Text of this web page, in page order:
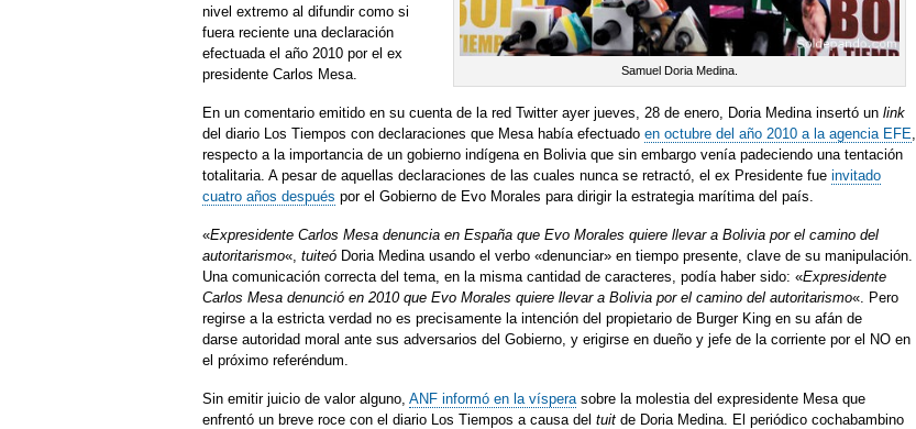
Samuel Doria Medina.
nivel extremo al difundir como si
fuera reciente una declaración
efectuada el año 2010 por el ex
presidente Carlos Mesa.
En un comentario emitido en su cuenta de la red Twitter ayer jueves, 28 de enero, Doria Medina insertó un link
del diario Los Tiempos con declaraciones que Mesa había efectuado en octubre del año 2010 a la agencia EFE,
respecto a la importancia de un gobierno indígena en Bolivia que sin embargo venía padeciendo una tentación
totalitaria. A pesar de aquellas declaraciones de las cuales nunca se retractó, el ex Presidente fue invitado
cuatro años después por el Gobierno de Evo Morales para dirigir la estrategia marítima del país.
«Expresidente Carlos Mesa denuncia en España que Evo Morales quiere llevar a Bolivia por el camino del
autoritarismo«, tuiteó Doria Medina usando el verbo «denunciar» en tiempo presente, clave de su manipulación.
Una comunicación correcta del tema, en la misma cantidad de caracteres, podía haber sido: «Expresidente
Carlos Mesa denunció en 2010 que Evo Morales quiere llevar a Bolivia por el camino del autoritarismo«. Pero
regirse a la estricta verdad no es precisamente la intención del propietario de Burger King en su afán de
darse autoridad moral ante sus adversarios del Gobierno, y erigirse en dueño y jefe de la corriente por el NO en
el próximo referéndum.
Sin emitir juicio de valor alguno, ANF informó en la vísperasobre la molestia del expresidente Mesa que
enfrentó un breve roce con el diario Los Tiempos a causa del tuit de Doria Medina. El periódico cochabambino